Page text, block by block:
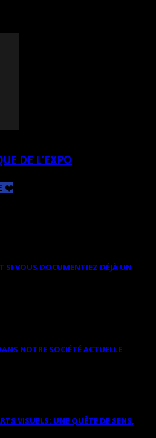
DE L’EXPO
❤️
SI VOUS DOCUMENTIEZ DÉJÀ UN
NOTRE SOCIÉTÉ ACTUELLE
VISUELS: UNE QUÊTE DE SENS,